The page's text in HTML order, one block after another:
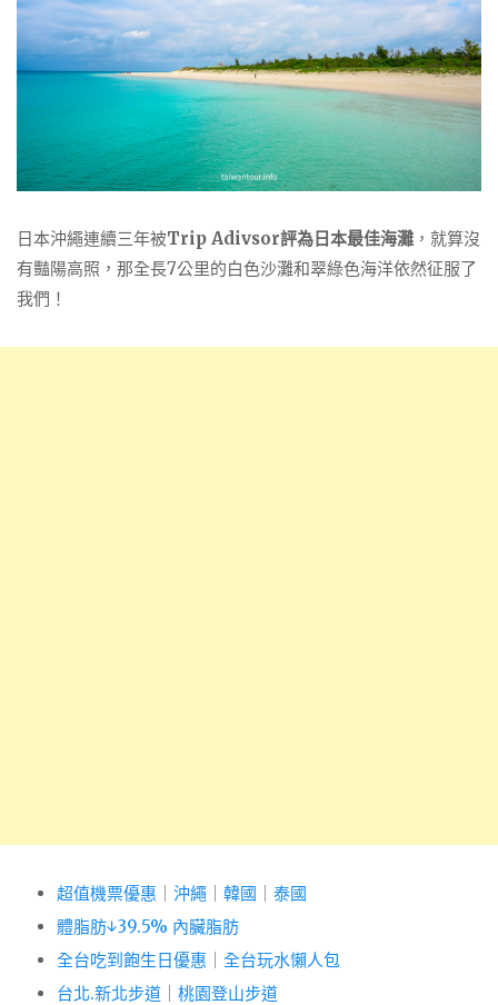
日本沖繩連續三年被Trip Adivsor評為日本最佳海灘 ，就算沒
有豔陽高照，那全長7公里的白色沙灘和翠綠色海洋依然征服了
我們！
超值機票優惠 沖繩 韓國
泰國
體脂肪↓39.5% 內臟脂肪
全台吃到飽生日優惠
全台玩水懶人包
台北.新北步道
桃園登山步道